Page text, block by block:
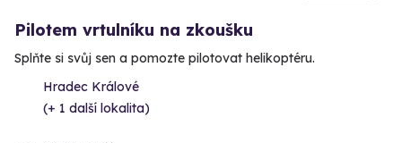
Pilotem vrtulníku na zkoušku
Splňte si svůj sen a pomozte pilotovat helikoptéru.
Hradec Králové
(+ 1 další lokalita)